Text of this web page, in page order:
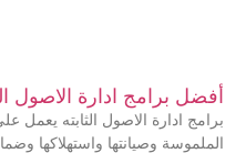
أفضل برامج ادارة الاصول
برامج ادارة الاصول الثابته يعمل
الملموسة وصيانتها واستهلاكها